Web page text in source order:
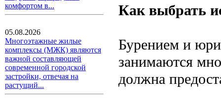
комфортом в...
05.08.2026
Многоэтажные жилые
комплексы (МЖК) являются
важной составляющей
современной городской
застройки, отвечая на
растущий...
Как выбрать
Бурением и
занимаются
должна